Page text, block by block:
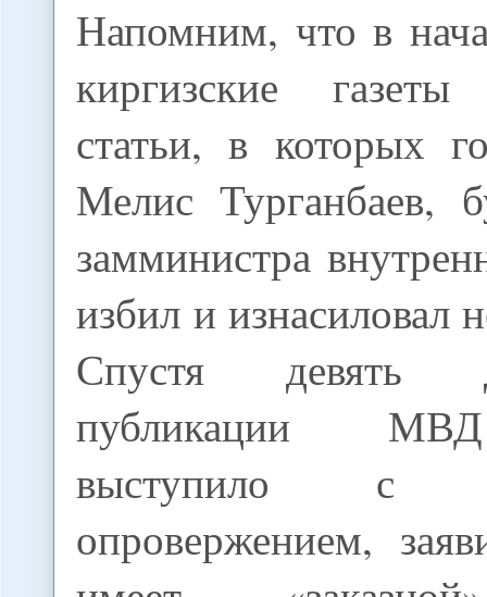
Напомним, что в
киргизские газеты
статьи, в которых
Мелис Турганбаев,
замминистра
избил и изнасиловал
Спустя девять
публикации
выступило с
опровержением,